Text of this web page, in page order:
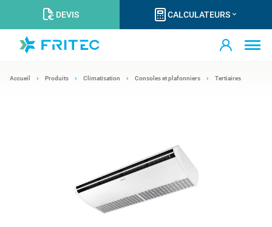
DEVIS CALCULATEURS
Accueil Produits Climatisation Consoles et plafonniers Tertiaires